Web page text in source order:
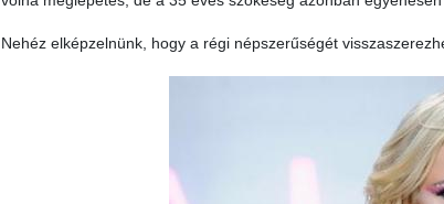
Nehéz elképzelnünk, hogy a régi népszerűségét